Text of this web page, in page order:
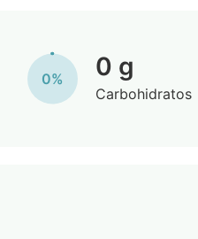
0% 0 g
Carbohidratos